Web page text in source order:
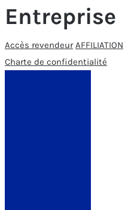
Entreprise
Accès revendeur AFFILIATION
Charte de confidentialité